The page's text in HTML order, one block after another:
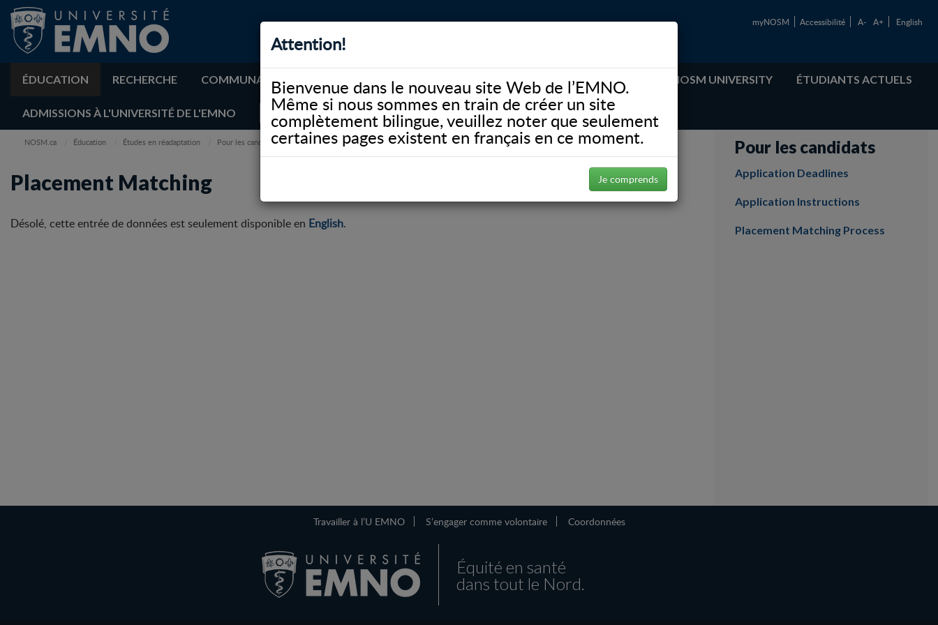
Attention!
Bienvenue dans le nouveau site Web de l’EMNO.
Même si nous sommes en train de créer un site
complètement bilingue, veuillez noter que seulement
certaines pages existent en français en ce moment.
Je comprends
myNOSM Accessibilité A- A+ English
ÉDUCATION RECHERCHE COMMUNAUTÉ BIBLIOTHÈQUE FACULTÉ DONATE ABOUT NOSM UNIVERSITY ÉTUDIANTS ACTUELS
ADMISSIONS À L'UNIVERSITÉ DE L'EMNO
NOSM.ca Éducation Études en réadaptation Pour les candidats Placement Matching
Placement Matching
Désolé, cette entrée de données est seulement disponible en English.
Pour les candidats
Application Deadlines
Application Instructions
Placement Matching Process
Travailler à l’U EMNO S’engager comme volontaire Coordonnées
Équité en santé
dans tout le Nord.